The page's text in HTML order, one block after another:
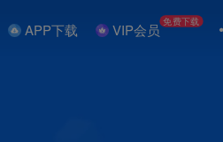
APP下载 VIP会员 免费下载